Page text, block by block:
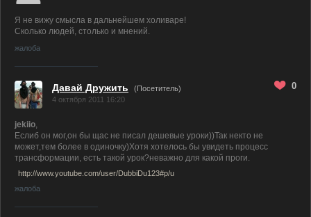
Я не вижу смысла в дальнейшем холиваре!
Сколько людей, столько и мнений.
жалоба
Давай Дружить
(Посетитель)
4 октября 2011 16:20
0
jekiio,
Еслиб он мог,он бы щас не писал дешевые уроки))Так некто не
может,тем более в одиночку)Хотя хотелось бы увидеть процесс
трансформации, есть такой урок?неважно для какой проги.
http://www.youtube.com/user/DubbiDu123#p/u
жалоба